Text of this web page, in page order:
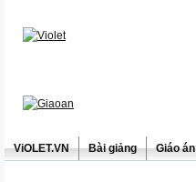
ViOLET.VN Bài giảng Giáo án